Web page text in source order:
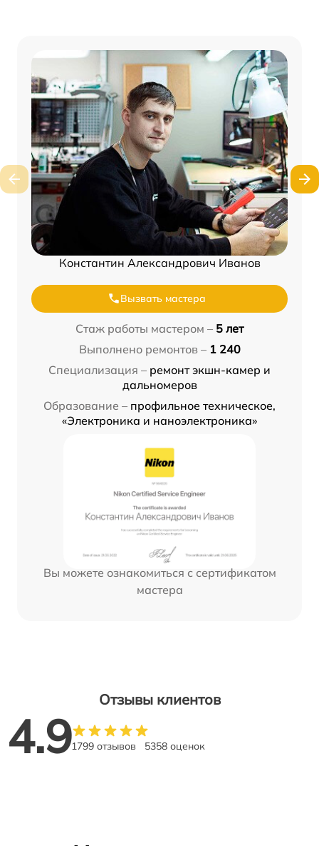
Константин Александрович Иванов
Вызвать мастера
Стаж работы мастером – 5 лет
Выполнено ремонтов – 1 240
Специализация – ремонт экшн-камер и
дальномеров
Образование – профильное техническое,
«Электроника и наноэлектроника»
Вы можете ознакомиться с сертификатом
мастера
Отзывы клиентов
4.91799 отзывов 5358 оценок